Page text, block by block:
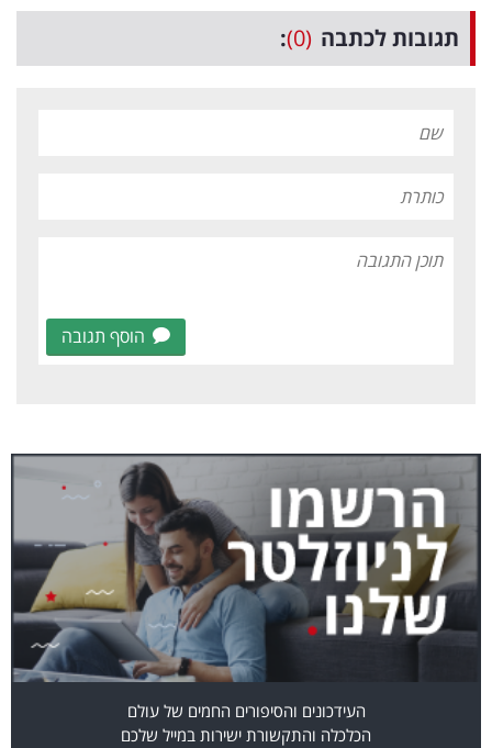
תגובות לכתבה (0)
:
הוסף תגובה
העידכונים והסיפורים החמים של עולם
הכלכלה והתקשורת ישירות במייל שלכם